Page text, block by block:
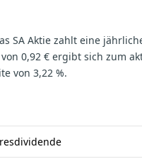
SA Aktie zahlt eine
0,92 € ergibt sich zum
von 3,22 %.